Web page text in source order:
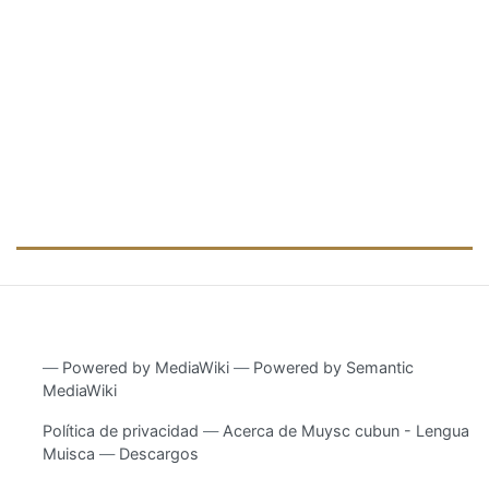
― Powered by MediaWiki ― Powered by Semantic
MediaWiki
Política de privacidad
Acerca de Muysc cubun - Lengua
Muisca
Descargos